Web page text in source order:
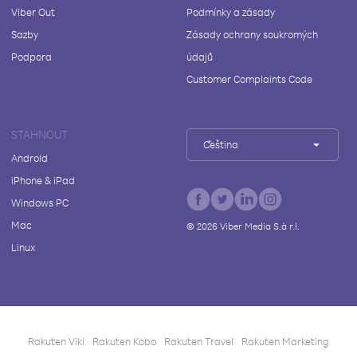
Viber Out
Sazby
Podpora
Podmínky a zásady
Zásady ochrany soukromých
údajů
Customer Complaints Code
STÁHNOUT
Android
iPhone & iPad
Windows PC
Mac
Linux
Čeština
© 2026Viber Media S.à r.l.
Rakuten Viki Rakuten Kobo Rakuten Travel Rakuten Marketing